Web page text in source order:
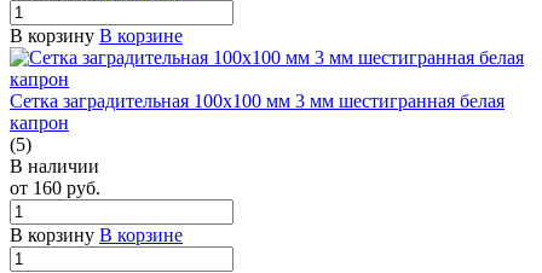
В корзину В корзине
Сетка заградительная 100х100 мм 3 мм шестигранная белая
капрон
(5)
В наличии
от 160 руб.
В корзину В корзине